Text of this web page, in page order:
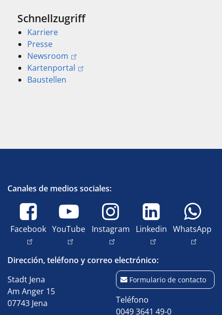
Schnellzugriff
Karriere
Presse
Newsroom
Kartenportal
Baustellen
Canales de medios sociales:
Facebook YouTube Instagram Linkedin WhatsApp
Dirección, teléfono y correo electrónico:
Stadt Jena
Am Anger 15
07743 Jena
Formulario de contacto
Teléfono
0049 3641 49-0